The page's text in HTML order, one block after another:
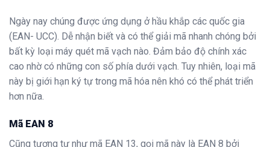
Ngày nay chúng được ứng dụng ở hầu khắp các quốc gia
(EAN- UCC). Dễ nhận biết và có thể giải mã nhanh chóng bởi
bất kỳ loại máy quét mã vạch nào. Đảm bảo độ chính xác
cao nhờ có những con số phía dưới vạch. Tuy nhiên, loại mã
này bị giới hạn ký tự trong mã hóa nên khó có thể phát triển
hơn nữa.
Mã EAN 8
Cũng tương tự như mã EAN 13, gọi mã này là EAN 8 bởi